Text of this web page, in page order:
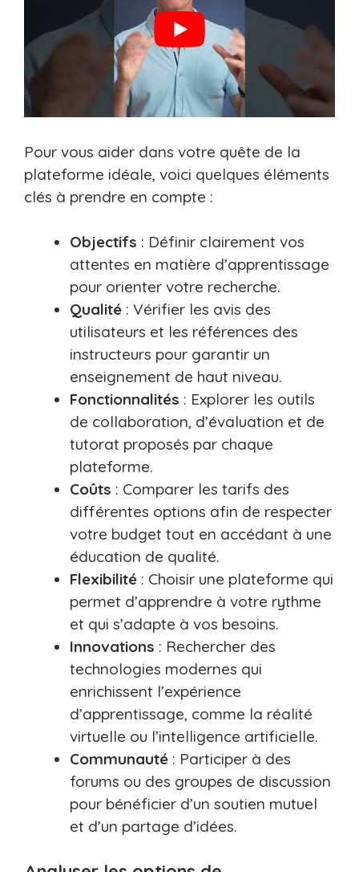
Pour vous aider dans votre quête de la
plateforme idéale, voici quelques éléments
clés à prendre en compte :
Objectifs : Définir clairement vos
attentes en matière d’apprentissage
pour orienter votre recherche.
Qualité : Vérifier les avis des
utilisateurs et les références des
instructeurs pour garantir un
enseignement de haut niveau.
Fonctionnalités : Explorer les outils
de collaboration, d’évaluation et de
tutorat proposés par chaque
plateforme.
Coûts : Comparer les tarifs des
différentes options afin de respecter
votre budget tout en accédant à une
éducation de qualité.
Flexibilité : Choisir une plateforme qui
permet d’apprendre à votre rythme
et qui s’adapte à vos besoins.
Innovations : Rechercher des
technologies modernes qui
enrichissent l’expérience
d’apprentissage, comme la réalité
virtuelle ou l’intelligence artificielle.
Communauté : Participer à des
forums ou des groupes de discussion
pour bénéficier d’un soutien mutuel
et d’un partage d’idées.